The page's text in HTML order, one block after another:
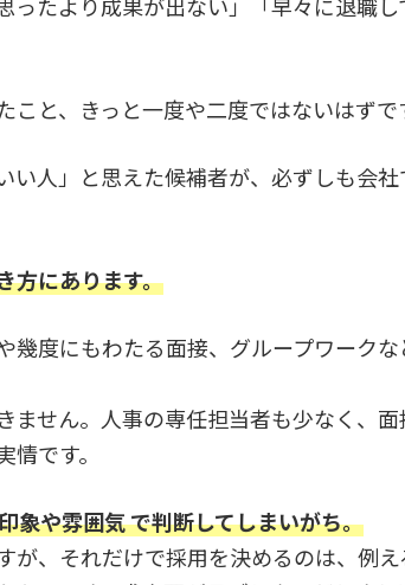
こと、きっと一度や二度ではないはずで
い人」と思えた候補者が、必ずしも会
方にあります。
幾度にもわたる面接、グループワーク
ません。人事の専任担当者も少なく、
です。
象や雰囲気 で判断してしまいがち。
が、それだけで採用を決めるのは、例